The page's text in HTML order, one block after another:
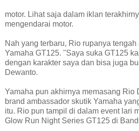
motor. Lihat saja dalam iklan
mengendarai motor.
Nah yang terbaru, Rio rupanya
Yamaha GT125. "Saya suka GT125
dengan karakter saya dan bisa juga
Dewanto.
Yamaha pun akhirnya memasang Rio
brand ambassador skutik Yamaha
itu. Rio pun tampil di dalam event lari
Glow Run Night Series GT125 di